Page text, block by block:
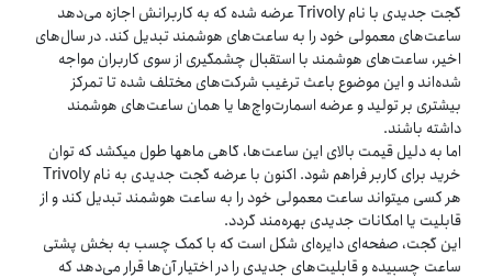
گجت جدیدی با نام Trivoly عرضه شده که به کاربرانش اجازه می‌دهد
ساعت‌های معمولی خود را به ساعت‌های هوشمند تبدیل کند. در سال‌های
اخیر، ساعت‌های هوشمند با استقبال چشمگیری از سوی کاربران مواجه
شده‌اند و این موضوع باعث ترغیب شرکت‌های مختلف شده تا تمرکز
بیشتری بر تولید و عرضه اسمارت‌واچ‌ها یا همان ساعت‌های هوشمند
داشته باشند.
اما به دلیل قیمت بالای این ساعت‌ها، گاهی ماه‎ها طول می‏کشد که توان
خرید برای کاربر فراهم شود. اکنون با عرضه گجت جدیدی به نام Trivoly
هر کسی می‎‏تواند ساعت‌ معمولی خود را به ساعت‌ هوشمند تبدیل کند و از
قابلیت یا امکانات جدیدی بهره‌مند گردد.
این گجت، صفحه‌ای دایره‌ای شکل است که با کمک چسب به بخش پشتی
ساعت چسبیده و قابلیت‌های جدیدی را در اختیار آن‌ها قرار می‌دهد که